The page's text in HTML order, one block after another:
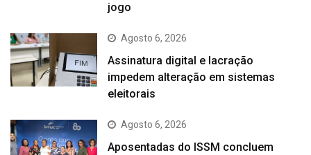
jogo
Agosto 6, 2026
Assinatura digital e lacração
impedem alteração em sistemas
eleitorais
Agosto 6, 2026
Aposentadas do ISSM concluem